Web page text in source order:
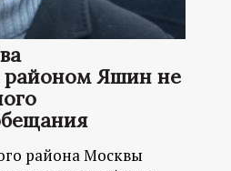
районом Яшин не
района Москвы